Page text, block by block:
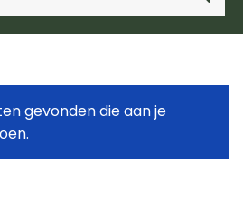
gevonden die aan je